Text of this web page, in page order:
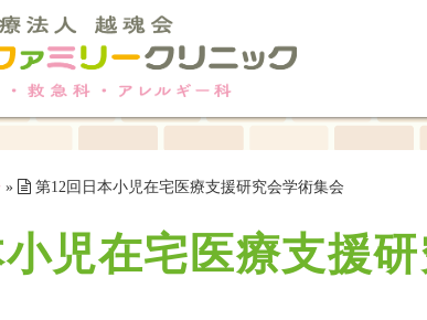
» 第12回日本小児在宅医療支援研究会学術集会
児在宅医療支援